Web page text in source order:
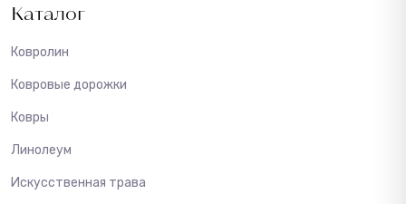
Каталог
Ковролин
Ковровые дорожки
Ковры
Линолеум
Искусственная трава